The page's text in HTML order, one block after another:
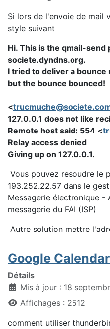
Si lors de l'envoie de mail
style suivant
Hi. This is the qmail-send
societe.dyndns.org.
I tried to deliver a bounce
but the bounce bounced!
<
127.0.0.1 does not like
Remote host said: 554 <
Relay access denied
Giving up on 127.0.0.1.
Vous pouvez resoudre le
193.252.22.57 dans le
Messagerie électronique -
messagerie du FAI (ISP)
Autre solution mettre
Google
Détails
Mis à jour : 18
Affichages : 2512
comment utiliser